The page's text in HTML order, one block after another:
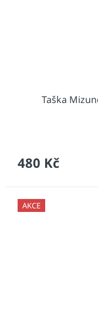
Taška
480 Kč
AKCE